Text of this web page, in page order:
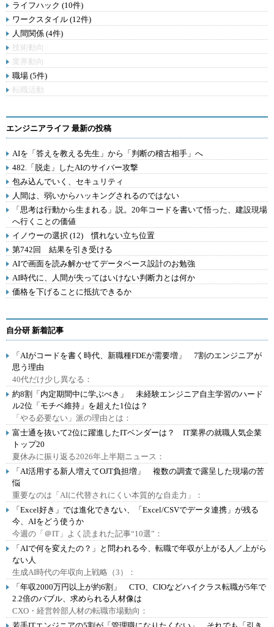
ライフハック (10件)
ワークスタイル (12件)
人間関係 (4件)
技術動向
業界動向
職場 (5件)
転職活動
エンジニアライフ 最新の投稿
AIを「答えを教える先生」から「判断の稽古相手」へ
482.「脱走」したAIのサイバー攻撃
包み込んでいく、セキュリティ
人間は、弱いからハッキングされるのではない
「思考は行動から生まれる」説。20年コードを書いて悟った、建設現場
へ行くことの価値
イノウーの選択 (12) 慣れない立ち位置
第742回 結果を引き受ける
AIで画面を読み解かせてデータベース設計のお勉強
AI時代に、人間が失ってはいけない判断力とは何か
価格を下げることに抵抗できるか
自分研 新着記事
「AIがコードを書く時代、新職種FDEが需要増」 7割のエンジニアが
思う理由
40代だけ少し異なる：
約8割「内定期間中に学ぶべき」 未経験エンジニア自主学習のハード
ル2位「モチベ維持」を超えた1位は？
「やる必要ない」派の理由とは：
富士通を抜いて2位に躍進したITベンダーは？ IT業界の就職人気企業
トップ20
夏休みに振り返る2026年上半期ニュース：
「AI活用する新人増えてOJT負担増」 複数の調査で露呈した現場の苦
悩
重要なのは「AIに代替されにくい本質的な自走力」：
「Excel好き」では進化できない、「Excel/CSVでデータ連携」が残る
今、AIをどう使うか
今週の「＠IT」よく読まれた記事“10選”：
「AIで何を変えたの？」と問われる今、転職で年収が上がる人／上がら
ない人
生成AI時代の年収向上戦略（3）：
「年収2000万円以上が約6割」 CTO、CIOなどハイクラス転職が5年で
2.2倍のバブル、求められる人材像は
CXO・経営幹部人材の転職市場動向：